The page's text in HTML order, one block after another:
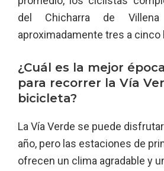
del Chicharra de
aproximadamente tres a cinco
¿Cuál es la mejor
para recorrer la Vía
bicicleta?
La Vía Verde se puede
año, pero las estaciones de
ofrecen un clima agradable y